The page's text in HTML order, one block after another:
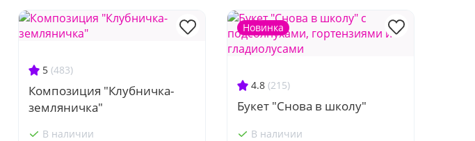
5 (483)
Композиция "Клубничка-
земляничка"
В наличии
4.8 (215)
Букет "Снова в школу"
В наличии
Новинка